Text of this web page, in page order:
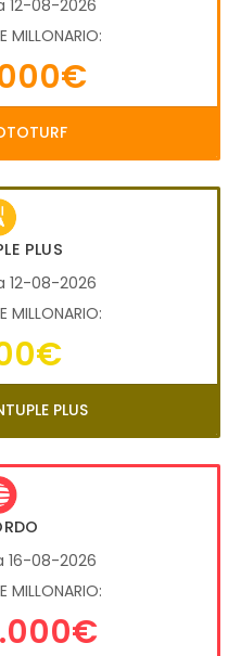
12-08-2026
MILLONARIO:
PLUS
12-08-2026
MILLONARIO:
PLUS
16-08-2026
MILLONARIO: